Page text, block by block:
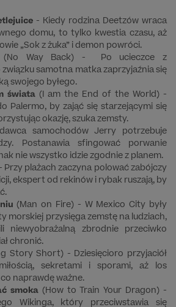
- Kiedy rodzina Deetzów wraca
domu, to tylko kwestia czasu, aż
„Sok z żuka” i demon powróci.
(No Way Back) - Po ucieczce z
samotna matka zaprzyjaźnia się
swojego byłego.
świata (I am the End of the World) -
Palermo, by zająć się starzejącymi się
okazję, szuka zemsty.
samochodów Jerry potrzebuje
Postanawia sfingować porwanie
nie wszystko idzie zgodnie z planem.
Przy plażach zaczyna polować zabójczy
ekspert od rekinów i rybak ruszają, by
(Man on Fire) - W Mexico City były
morskiej przysięga zemstę na ludziach,
niewyobrażalną zbrodnie przeciwko
chronić.
Story Short) - Dziesięcioro przyjaciół
sekretami i sporami, aż los
naprawdę ważne.
smoka(How to Train Your Dragon) -
Wikinga, który przeciwstawia się